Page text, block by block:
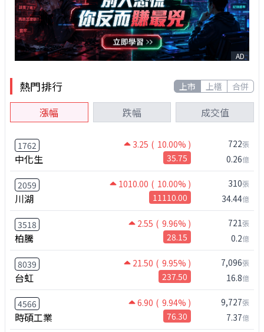
AD
熱門排行 上市 上櫃 合併
漲幅 跌幅 成交值
1762 3.25 ( 10.00% )
中化生 35.75
722張
0.26億
2059 1010.00 ( 10.00% )
川湖 11110.00
310張
34.44億
3518 2.55 ( 9.96% )
柏騰 28.15
721張
0.2億
8039 21.50 ( 9.95% )
台虹 237.50
7,096張
16.8億
4566 6.90 ( 9.94% )
時碩工業 76.30
9,727張
7.37億